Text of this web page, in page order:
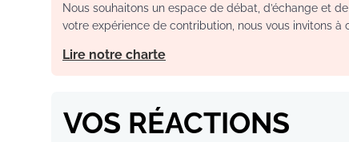
Nous souhaitons un espace de débat, d’échange et
votre expérience de contribution, nous vous invitons à
Lire notre charte
VOS RÉACTIONS